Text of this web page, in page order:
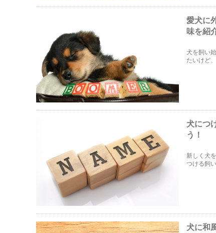
愛犬に
味を紹
犬を飼い
たいけど
犬につ
う！
新しく犬
つける飼
犬に和